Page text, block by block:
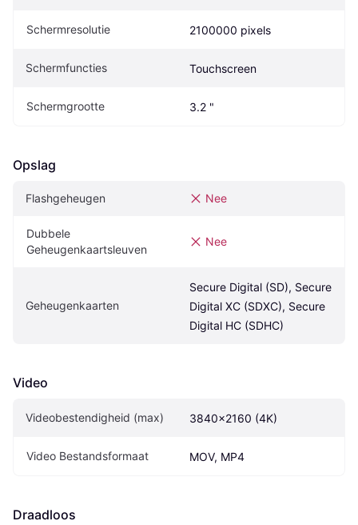
Schermresolutie 2100000 pixels
Schermfuncties Touchscreen
Schermgrootte 3.2 "
Opslag
Flashgeheugen Nee
Dubbele
Geheugenkaartsleuven
Nee
Geheugenkaarten
Secure Digital (SD), Secure
Digital XC (SDXC), Secure
Digital HC (SDHC)
Video
Videobestendigheid (max) 3840x2160 (4K)
Video Bestandsformaat MOV, MP4
Draadloos